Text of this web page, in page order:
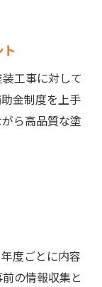
工事に対して
金制度を上手
ら高品質な塗
度ごとに内容
の情報収集と